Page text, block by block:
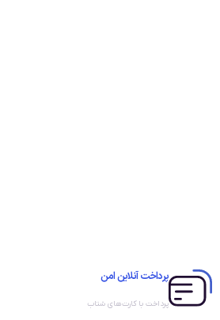
پرداخت آنلاین امن
پرداخت با کارت‌های شتاب